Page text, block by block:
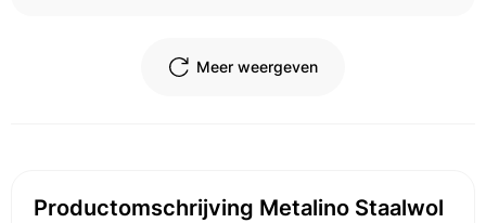
Meer weergeven
Productomschrijving Metalino Staalwol